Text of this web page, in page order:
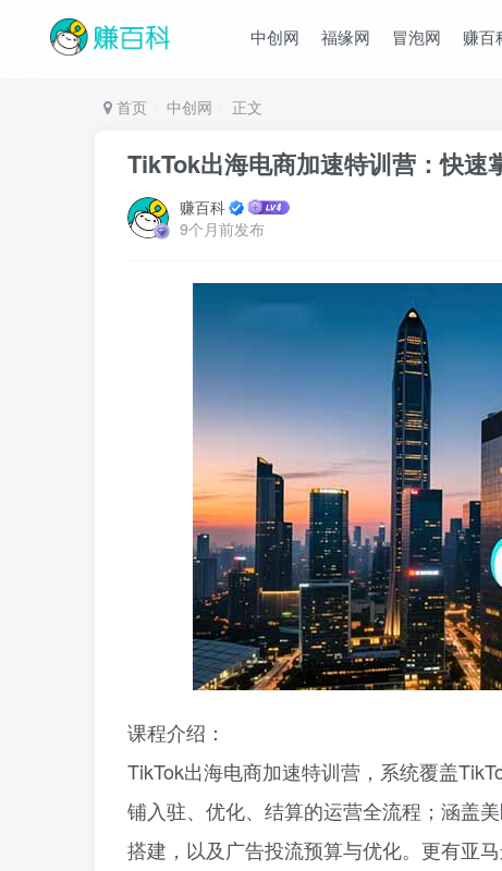
中创网 福缘网 冒泡网 赚百
首页 中创网 正文
TikTok出海电商加速特训营：快
赚百科
9个月前发布
课程介绍：
TikTok出海电商加速特训营，系统覆盖
铺入驻、优化、结算的运营全流程；涵盖
搭建，以及广告投流预算与优化。更有亚